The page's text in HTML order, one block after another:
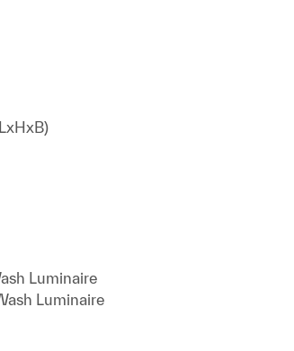
Luminaire
Luminaire